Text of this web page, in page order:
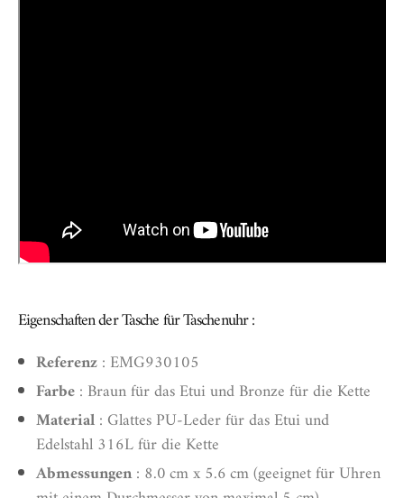
Eigenschaften der Tasche für Taschenuhr :
Referenz: EMG930105
Farbe: Braun für das Etui und Bronze für die Kette
Material: Glattes PU-Leder für das Etui und
Edelstahl 316L für die Kette
Abmessungen: 8.0 cm x 5.6 cm (geeignet für Uhren